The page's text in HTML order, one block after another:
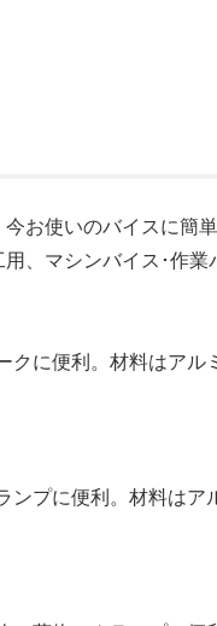
お使いのバイスに簡
、マシンバイス･作業
クに便利。材料はアル
ンプに便利。材料は